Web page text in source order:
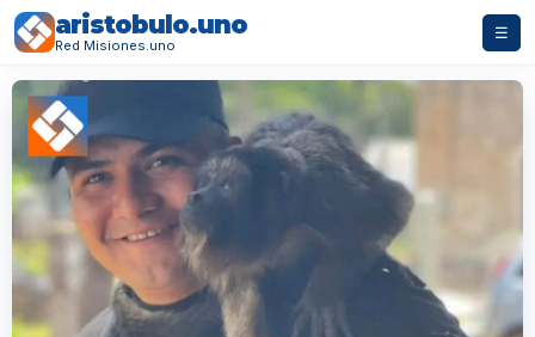
aristobulo.uno
Red Misiones.uno
☰